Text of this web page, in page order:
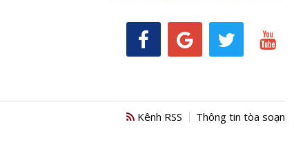
Kênh RSS Thông tin tòa soạn